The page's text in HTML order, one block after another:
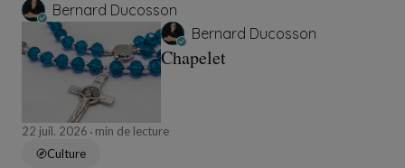
Bernard Ducosson
Bernard Ducosson
Chapelet
22 juil. 2026
min de lecture
Culture